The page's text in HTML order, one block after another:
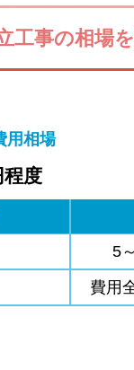
工事の相場
用相場
程度
5
費用